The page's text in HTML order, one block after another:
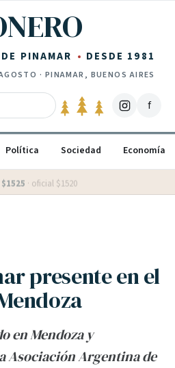
PINAMAR DESDE 1981
· PINAMAR, BUENOS AIRES
f
Política Sociedad Economía
$1525 · oficial $1520
presente en el
en Mendoza y
Asociación Argentina de